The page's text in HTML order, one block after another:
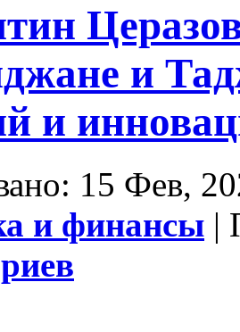
и
и
15 Фев,
и финансы |